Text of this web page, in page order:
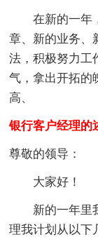
在新的一年，
章、新的业务、
法，积极努力工
气，拿出开拓的
高、
银行客户经理的
尊敬的领导：
大家好！
新的一年里我
理我计划从以下